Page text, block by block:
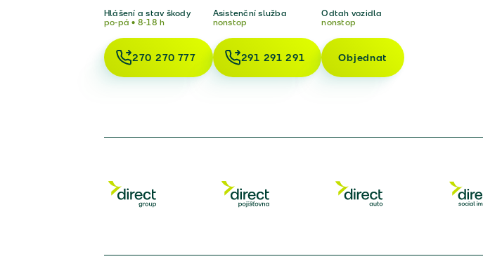
Hlášení a stav škody
po-pá • 8-18 h
270 270 777
Asistenční služba
nonstop
291 291 291
Odtah vozidla
nonstop
Objednat